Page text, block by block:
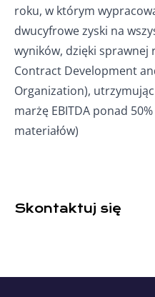
roku, w którym
dwucyfrowe zyski na
wyników, dzięki sprawnej
Contract Development
Organization),
marżę EBITDA ponad
materiałów)
Skontaktuj się